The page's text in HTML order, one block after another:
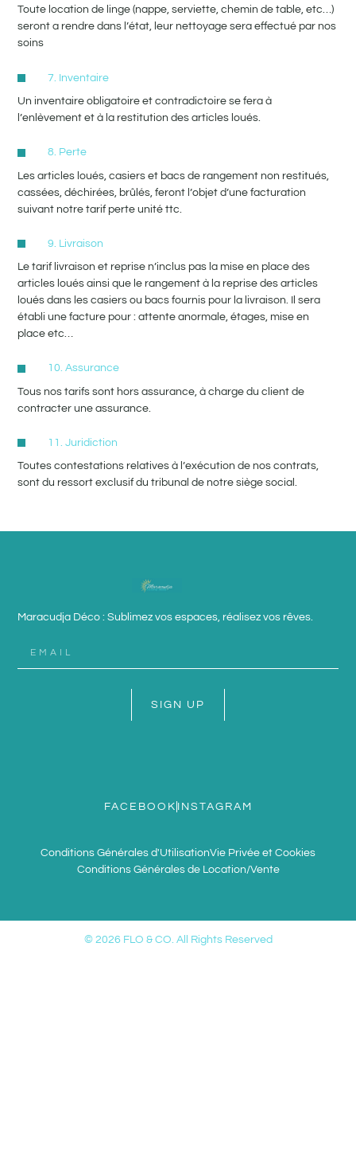
Toute location de linge (nappe, serviette, chemin de table, etc…)
seront a rendre dans l’état, leur nettoyage sera effectué par nos
soins
7. Inventaire
Un inventaire obligatoire et contradictoire se fera à
l’enlèvement et à la restitution des articles loués.
8. Perte
Les articles loués, casiers et bacs de rangement non restitués,
cassées, déchirées, brûlés, feront l’objet d’une facturation
suivant notre tarif perte unité ttc.
9. Livraison
Le tarif livraison et reprise n’inclus pas la mise en place des
articles loués ainsi que le rangement à la reprise des articles
loués dans les casiers ou bacs fournis pour la livraison. Il sera
établi une facture pour : attente anormale, étages, mise en
place etc…
10. Assurance
Tous nos tarifs sont hors assurance, à charge du client de
contracter une assurance.
11. Juridiction
Toutes contestations relatives à l’exécution de nos contrats,
sont du ressort exclusif du tribunal de notre siège social.
Maracudja Déco : Sublimez vos espaces, réalisez vos rêves.
SIGN UP
FACEBOOK INSTAGRAM
Conditions Générales d'UtilisationVie Privée et Cookies
Conditions Générales de Location/Vente
© 2026 FLO & CO. All Rights Reserved